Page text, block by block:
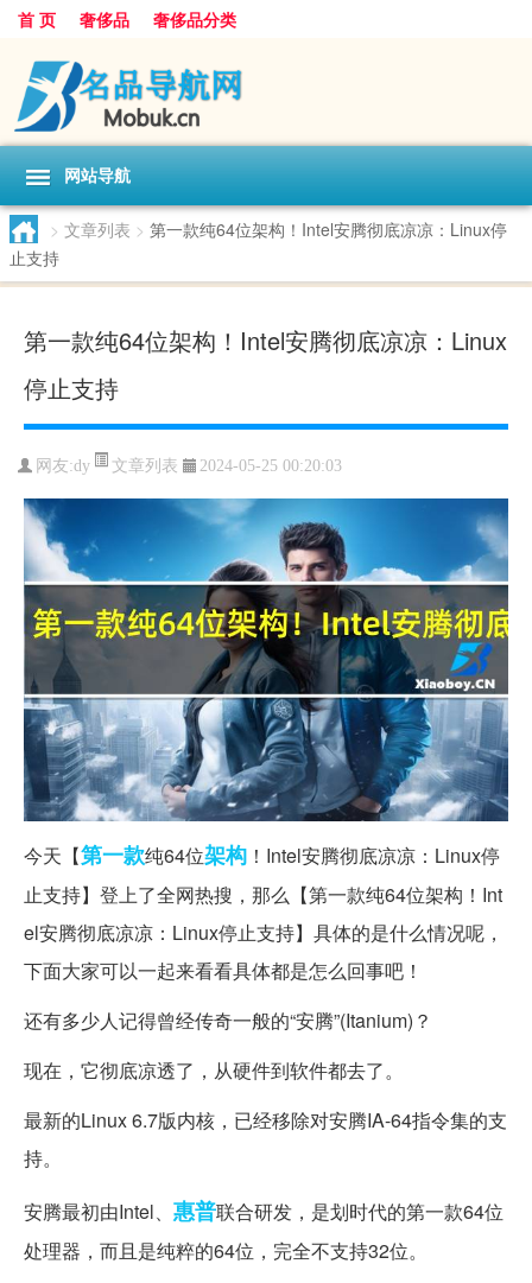
首 页 奢侈品 奢侈品分类
网站导航
> 文章列表 > 第一款纯64位架构！Intel安腾彻底凉凉：Linux停
止支持
第一款纯64位架构！Intel安腾彻底凉凉：Linux
停止支持
网友:dy 文章列表 2024-05-25 00:20:03
今天【第一款纯64位架构 ！Intel安腾彻底凉凉：Linux停
止支持】登上了全网热搜，那么【第一款纯64位架构！Int
el安腾彻底凉凉：Linux停止支持】具体的是什么情况呢，
下面大家可以一起来看看具体都是怎么回事吧！
还有多少人记得曾经传奇一般的“安腾”(Itanium)？
现在，它彻底凉透了，从硬件到软件都去了。
最新的Linux 6.7版内核，已经移除对安腾IA-64指令集的支
持。
安腾最初由Intel、 惠普联合研发，是划时代的第一款64位
处理器，而且是纯粹的64位，完全不支持32位。